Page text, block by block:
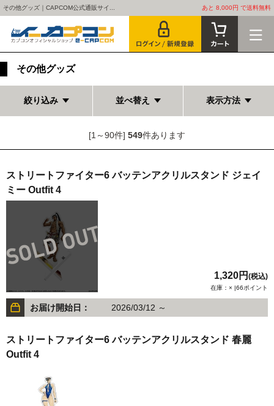
その他グッズ｜CAPCOM公式通販サイ... あと 8,000円 で送料無料
その他グッズ
絞り込み 並べ替え 表示方法
[1～90件] 549件あります
ストリートファイター6 バッテンアクリルスタンド ジェイ
ミー Outfit 4
1,320円 (税込)
在庫：× |66ポイント
お届け開始日： 2026/03/12 ～
ストリートファイター6 バッテンアクリルスタンド 春麗
Outfit 4